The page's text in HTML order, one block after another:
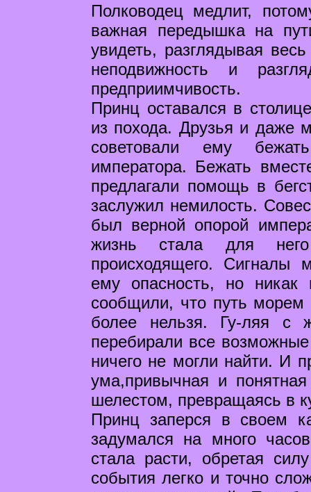
Полководец медлит,
важная передышка на
увидеть, разглядывая
неподвижность и
предприимчивость.
Принц оставался в
из похода. Друзья и даже
советовали ему
императора. Бежать
предлагали помощь в
заслужил немилость.
был верной опорой
жизнь стала для
происходящего. Сигналы
ему опасность, но
сообщили, что путь морем
более нельзя. Гу-ляя с
перебирали все
ничего не могли найти. И
ума,привычная и
шелестом, превращаясь в
Принц заперся в своем
задумался на много
стала расти, обретая
события легко и точно